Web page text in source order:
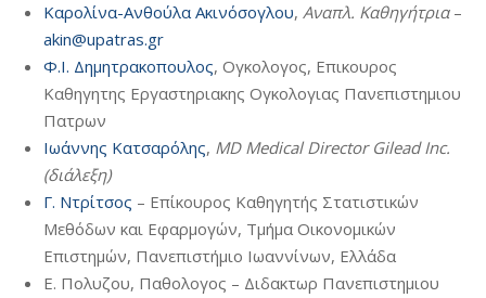
Καρολίνα-Ανθούλα Ακινόσογλου, Αναπλ. Καθηγήτρια–
akin@upatras.gr
Φ.Ι. Δημητρακοπουλος, Ογκολογος, Επικουρος
Καθηγητης Εργαστηριακης Ογκολογιας Πανεπιστημιου
Πατρων
Ιωάννης Κατσαρόλης, MD Medical Director Gilead Inc.
(διάλεξη)
Γ. Ντρίτσος – Επίκουρος Καθηγητής Στατιστικών
Μεθόδων και Εφαρμογών, Τμήμα Οικονομικών
Επιστημών, Πανεπιστήμιο Ιωαννίνων, Ελλάδα
Ε. Πολυζου, Παθολογος – Διδακτωρ Πανεπιστημιου